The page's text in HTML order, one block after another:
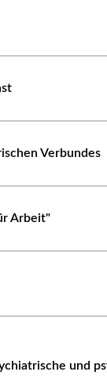
Verbundes
Arbeit"
und